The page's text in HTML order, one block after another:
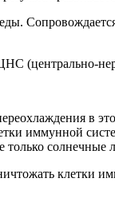
(центрально-
в
иммунной
солнечные
клетки